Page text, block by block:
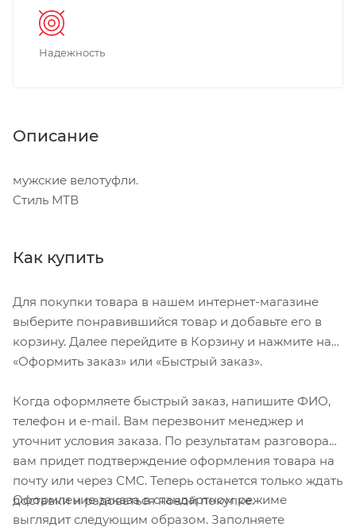
Надежность
Описание
мужские велотуфли.
Стиль МТВ
Как купить
Для покупки товара в нашем интернет-магазине
выберите понравившийся товар и добавьте его в
корзину. Далее перейдите в Корзину и нажмите на
«Оформить заказ» или «Быстрый заказ».
Когда оформляете быстрый заказ, напишите ФИО,
телефон и e-mail. Вам перезвонит менеджер и
уточнит условия заказа. По результатам разговора
вам придет подтверждение оформления товара на
почту или через СМС. Теперь останется только ждать
доставки и радоваться новой покупке.
Оформление заказа в стандартном режиме
выглядит следующим образом. Заполняете